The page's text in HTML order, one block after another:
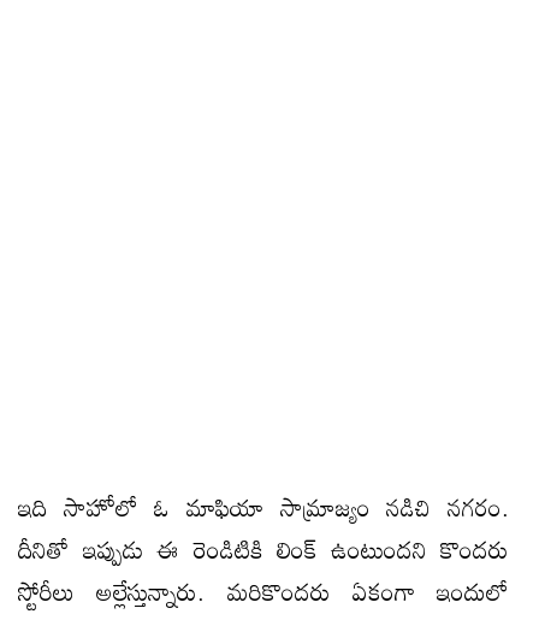
ఇది సాహోలో ఓ మాఫియా సామ్రాజ్యం నడిచి నగరం.
దీనితో ఇప్పుడు ఈ రెండిటికి లింక్ ఉంటుందని కొందరు
స్టోరీలు అల్లేస్తున్నారు. మరికొందరు ఏకంగా ఇందులో